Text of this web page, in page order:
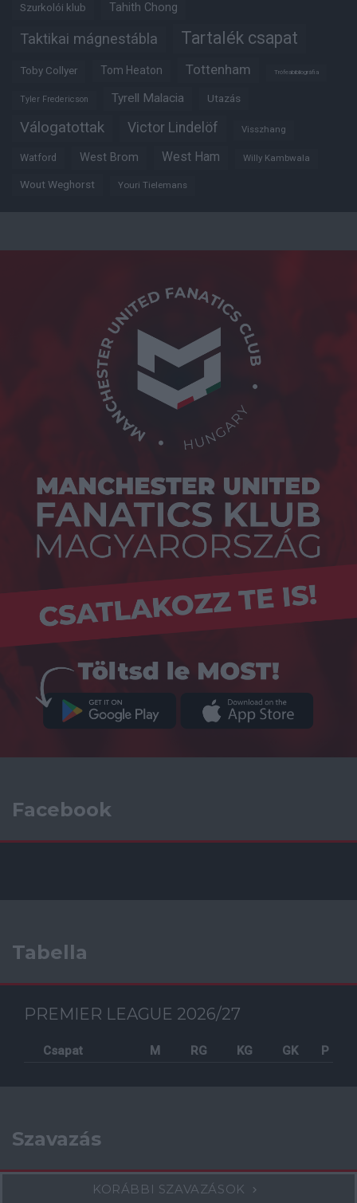
Szurkolói klub Tahith Chong
Taktikai mágnestábla Tartalék csapat
Toby Collyer Tom Heaton Tottenham Trófeabibliográfia
Tyler Fredericson Tyrell Malacia Utazás
Válogatottak Victor Lindelöf Visszhang
Watford West Brom West Ham Willy Kambwala
Wout Weghorst Youri Tielemans
Facebook
Tabella
PREMIER LEAGUE 2026/27
Csapat M RG KG GK P
Szavazás
KORÁBBI SZAVAZÁSOK